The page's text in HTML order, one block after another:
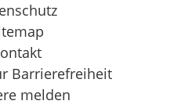
Barrierefreiheit
melden